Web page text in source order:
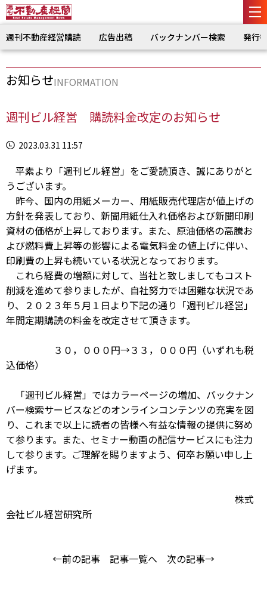
週刊不動産経営購読 広告出稿 バックナンバー検索 発行
お知らせINFORMATION
週刊ビル経営 購読料金改定のお知らせ
2023.03.31 11:57
平素より「週刊ビル経営」をご愛読頂き、誠にありがと
うございます。
昨今、国内の用紙メーカー、用紙販売代理店が値上げの
方針を発表しており、新聞用紙仕入れ価格および新聞印刷
資材の価格が上昇しております。また、原油価格の高騰お
よび燃料費上昇等の影響による電気料金の値上げに伴い、
印刷費の上昇も続いている状況となっております。
これら経費の増額に対して、当社と致しましてもコスト
削減を進めて参りましたが、自社努力では困難な状況であ
り、２０２３年５月１日より下記の通り「週刊ビル経営」
年間定期購読の料金を改定させて頂きます。
３０，０００円→３３，０００円（いずれも税
込価格）
「週刊ビル経営」ではカラーページの増加、バックナン
バー検索サービスなどのオンラインコンテンツの充実を図
り、これまで以上に読者の皆様へ有益な情報の提供に努め
て参ります。また、セミナー動画の配信サービスにも注力
して参ります。ご理解を賜りますよう、何卒お願い申し上
げます。
株式
会社ビル経営研究所
←前の記事 記事一覧へ 次の記事→